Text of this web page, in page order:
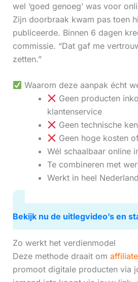
wel ‘goed genoeg’ was voor
Zijn doorbraak kwam pas toen
publiceerde. Binnen 6 dagen
commissie. “Dat gaf me
zetten.”
Waarom deze aanpak écht
Geen producten
klantenservice
Geen technische
Geen hoge kosten
Wél schaalbaar online
Te combineren met
Werkt in heel
Bekijk nu de uitlegvideo’s en
Zo werkt het verdienmodel
Deze methode draait om
promoot digitale producten via